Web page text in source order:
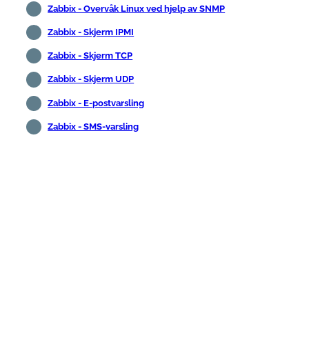
Zabbix - Overvåk Linux ved hjelp av SNMP
Zabbix - Skjerm IPMI
Zabbix - Skjerm TCP
Zabbix - Skjerm UDP
Zabbix - E-postvarsling
Zabbix - SMS-varsling